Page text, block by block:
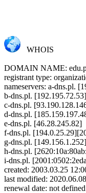
WHOIS
DOMAIN NAME:
registrant type:
nameservers: a-dns.pl.
b-dns.pl.
c-dns.pl.
d-dns.pl.
e-dns.pl. [46.28.245.82]
f-dns.pl.
g-dns.pl.
h-dns.pl.
i-dns.pl.
created: 2003.03.25
last modified:
renewal date: not defined